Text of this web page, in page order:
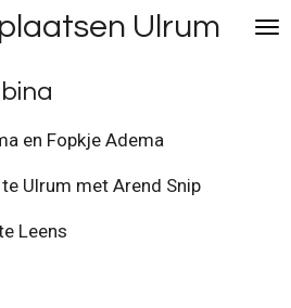
Ulrum
Fopkje Adema
Ulrum met Arend Snip
Leens